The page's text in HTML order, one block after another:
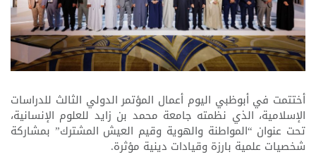
أختتمت في أبوظبي اليوم أعمال المؤتمر الدولي الثالث للدراسات
الإسلامية، الذي نظمته جامعة محمد بن زايد للعلوم الإنسانية،
تحت عنوان “المواطنة والهوية وقيم العيش المشترك” بمشاركة
شخصيات علمية بارزة وقيادات دينية مؤثرة.